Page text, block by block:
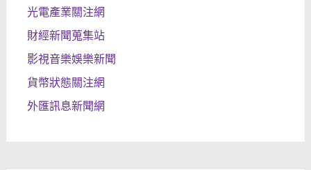
光電產業關注網
財經新聞蒐集站
影視音樂娛樂新聞
貨幣狀態關注網
外匯訊息新聞網